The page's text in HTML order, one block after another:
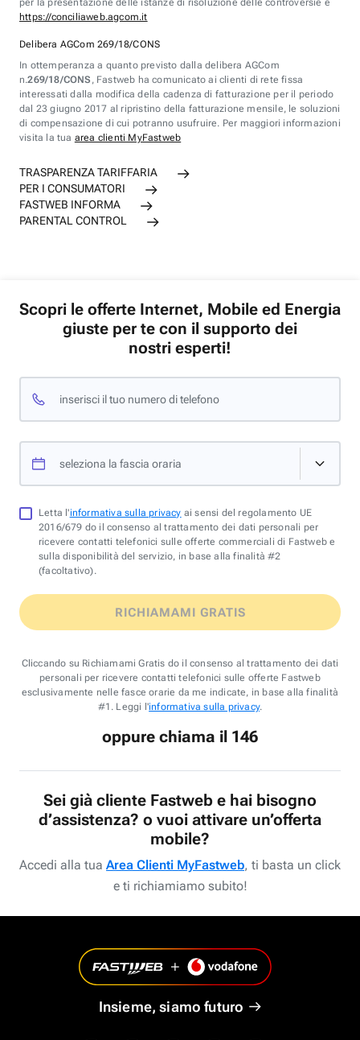
per la presentazione delle istanze di risoluzione delle controversie è
https://conciliaweb.agcom.it
Delibera AGCom 269/18/CONS
In ottemperanza a quanto previsto dalla delibera AGCom
n.269/18/CONS , Fastweb ha comunicato ai clienti di rete fissa
interessati dalla modifica della cadenza di fatturazione per il periodo
dal 23 giugno 2017 al ripristino della fatturazione mensile, le soluzioni
di compensazione di cui potranno usufruire. Per maggiori informazioni
visita la tua area clienti MyFastweb
TRASPARENZA TARIFFARIA
PER I CONSUMATORI
FASTWEB INFORMA
PARENTAL CONTROL
Scopri le offerte Internet, Mobile ed Energia
giuste per te con il supporto dei
nostri esperti!
inserisci il tuo numero di telefono
seleziona la fascia oraria
Letta l'informativa sulla privacy ai sensi del regolamento UE
2016/679 do il consenso al trattamento dei dati personali per
ricevere contatti telefonici sulle offerte commerciali di Fastweb e
sulla disponibilità del servizio, in base alla finalità #2
(facoltativo).
RICHIAMAMI GRATIS
Cliccando su Richiamami Gratis do il consenso al trattamento dei dati
personali per ricevere contatti telefonici sulle offerte Fastweb
esclusivamente nelle fasce orarie da me indicate, in base alla finalità
#1. Leggi l'informativa sulla privacy.
oppure chiama il 146
Sei già cliente Fastweb e hai bisogno
d’assistenza? o vuoi attivare un’offerta
mobile?
Accedi alla tua Area Clienti MyFastweb, ti basta un click
e ti richiamiamo subito!
Insieme, siamo futuro